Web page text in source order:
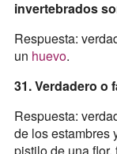
invertebrados
Respuesta:
un huevo.
31. Verdadero o
Respuesta:
de los estambres
pistilo de una